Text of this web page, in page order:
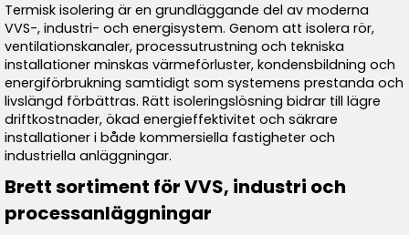
Termisk isolering är en grundläggande del av moderna
VVS-, industri- och energisystem. Genom att isolera rör,
ventilationskanaler, processutrustning och tekniska
installationer minskas värmeförluster, kondensbildning och
energiförbrukning samtidigt som systemens prestanda och
livslängd förbättras. Rätt isoleringslösning bidrar till lägre
driftkostnader, ökad energieffektivitet och säkrare
installationer i både kommersiella fastigheter och
industriella anläggningar.
Brett sortiment för VVS, industri och
processanläggningar